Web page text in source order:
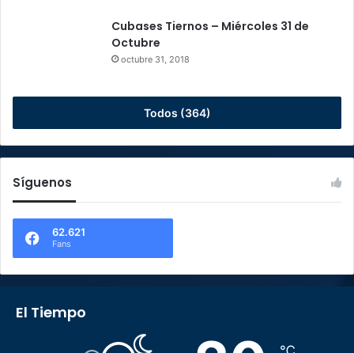
Cubases Tiernos – Miércoles 31 de
Octubre
octubre 31, 2018
Todos (364)
Síguenos
62.621
Fans
El Tiempo